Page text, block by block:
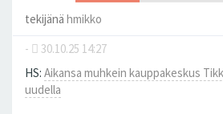
tekijänä hmikko
-
30.10.25 14:27
HS: Aikansa muhkein kauppakeskus
uudella